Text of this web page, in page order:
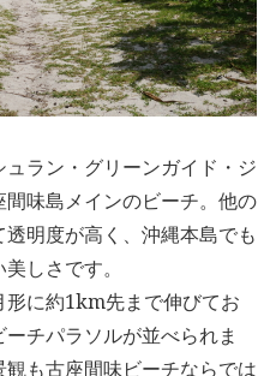
ュラン・グリーンガイド・ジ
味島メインのビーチ。他の
明度が高く、沖縄本島でも
しさです。
に約1km先まで伸びてお
チパラソルが並べられま
も古座間味ビーチならでは